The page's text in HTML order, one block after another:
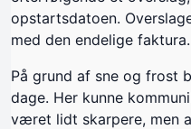
opstartsdatoen.
med den endelige faktura.
På grund af sne og frost
dage. Her kunne
været lidt skarpere, men